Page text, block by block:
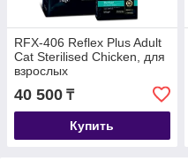
RFX-406 Reflex Plus Adult
Cat Sterilised Chicken, для
взрослых
стерилизованных кошек с
курицей, уп.15кг.
40 500 ₸
Купить